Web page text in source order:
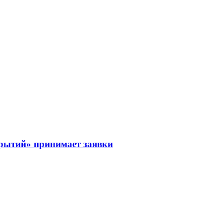
принимает заявки